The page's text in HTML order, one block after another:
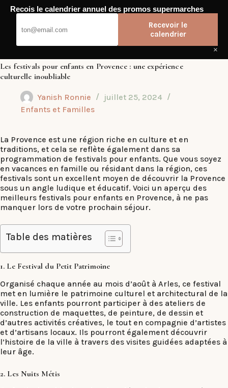
Passer
Les festivals pour enfants en Provence : une expérience
culturelle inoubliable
Yanish Ronnie
juillet 25, 2024
Enfants et Familles
La Provence est une région riche en culture et en
traditions, et cela se reflète également dans sa
programmation de festivals pour enfants. Que vous soyez
en vacances en famille ou résidant dans la région, ces
festivals sont un excellent moyen de découvrir la Provence
sous un angle ludique et éducatif. Voici un aperçu des
meilleurs festivals pour enfants en Provence, à ne pas
manquer lors de votre prochain séjour.
Table des matières
1. Le Festival du Petit Patrimoine
Organisé chaque année au mois d’août à Arles, ce festival
met en lumière le patrimoine culturel et architectural de la
ville. Les enfants pourront participer à des ateliers de
construction de maquettes, de peinture, de dessin et
d’autres activités créatives, le tout en compagnie d’artistes
et d’artisans locaux. Ils pourront également découvrir
l’histoire de la ville à travers des visites guidées adaptées à
leur âge.
2. Les Nuits Métis
Recois le calendrier annuel des promos supermarches
Recevoir le
calendrier
×